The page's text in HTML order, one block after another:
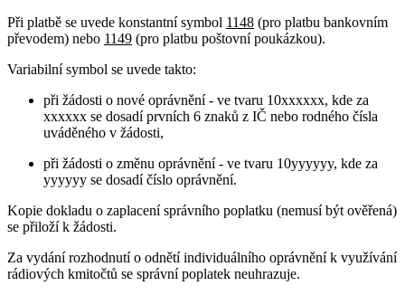
Při platbě se uvede konstantní symbol 1148 (pro platbu bankovním
převodem) nebo 1149 (pro platbu poštovní poukázkou).
Variabilní symbol se uvede takto:
při žádosti o nové oprávnění - ve tvaru 10xxxxxx, kde za
xxxxxx se dosadí prvních 6 znaků z IČ nebo rodného čísla
uváděného v žádosti,
při žádosti o změnu oprávnění - ve tvaru 10yyyyyy, kde za
yyyyyy se dosadí číslo oprávnění.
Kopie dokladu o zaplacení správního poplatku (nemusí být ověřená)
se přiloží k žádosti.
Za vydání rozhodnutí o odnětí individuálního oprávnění k využívání
rádiových kmitočtů se správní poplatek neuhrazuje.